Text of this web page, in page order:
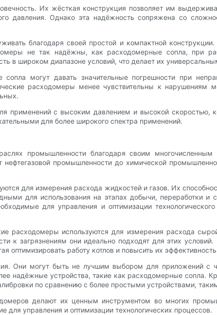
Их жёсткая конструкция позволяет им
давления. Однако эта надёжность сопряжена со
благодаря своей простой и компактной
не так надёжны, как расходомерные сопла, при
в широком диапазоне условий, что делает их
могут давать значительные погрешности при
расходомеры менее чувствительны к нарушениям
применений с высоким давлением и высокой скоростью,
для более широкого спектра применений.
промышленности благодаря своим многочисленным
промышленности до химической
для измерения расхода жидкостей и газов. Их
для использования на этапах добычи, переработки и
для управления и оптимизации
расходомеры используются для измерения расхода
к загрязнениям они идеально подходят для этих
оптимизировать работу котлов и повысить их
Они могут быть не лучшим выбором для приложений с
надёжные устройства, такие как расходомерные сопла.
по сравнению с более простыми устройствами,
делают их ценным инструментом во многих
управления и оптимизации технологических процессов.